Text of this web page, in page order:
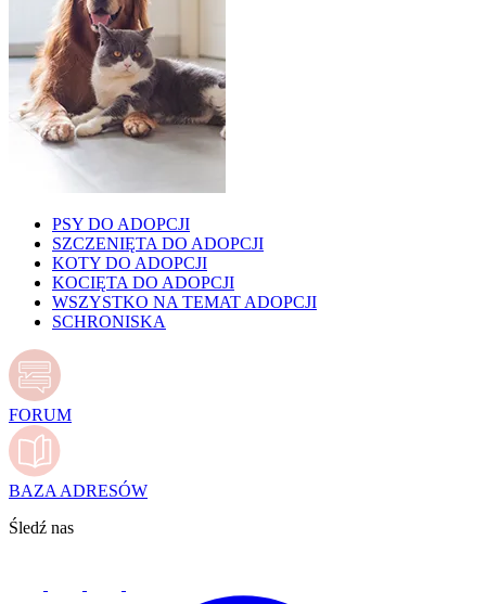
PSY DO ADOPCJI
SZCZENIĘTA DO ADOPCJI
KOTY DO ADOPCJI
KOCIĘTA DO ADOPCJI
WSZYSTKO NA TEMAT ADOPCJI
SCHRONISKA
FORUM
BAZA ADRESÓW
Śledź nas